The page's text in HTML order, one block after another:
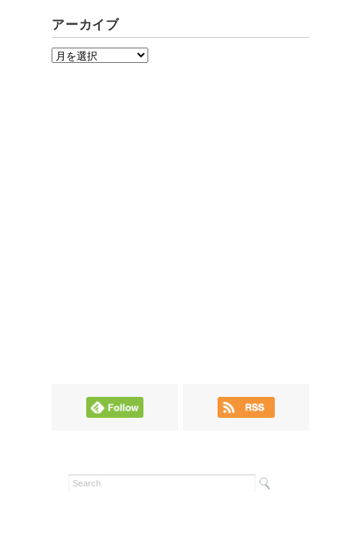
アーカイブ
ア